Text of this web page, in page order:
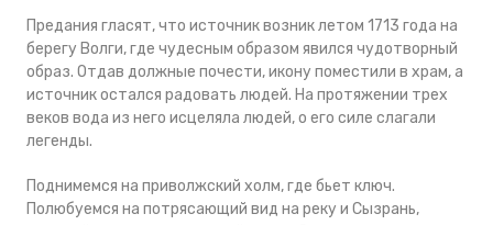
Предания гласят, что источник возник летом 1713 года на
берегу Волги, где чудесным образом явился чудотворный
образ. Отдав должные почести, икону поместили в храм, а
источник остался радовать людей. На протяжении трех
веков вода из него исцеляла людей, о его силе слагали
легенды.
Поднимемся на приволжский холм, где бьет ключ.
Полюбуемся на потрясающий вид на реку и Сызрань,